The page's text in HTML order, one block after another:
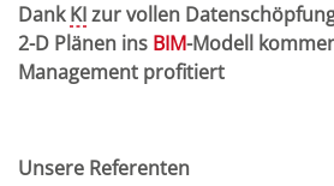
DankKIzur vollen
2-D Plänen ins BIM-Modell
Management profitiert
Unsere Referenten